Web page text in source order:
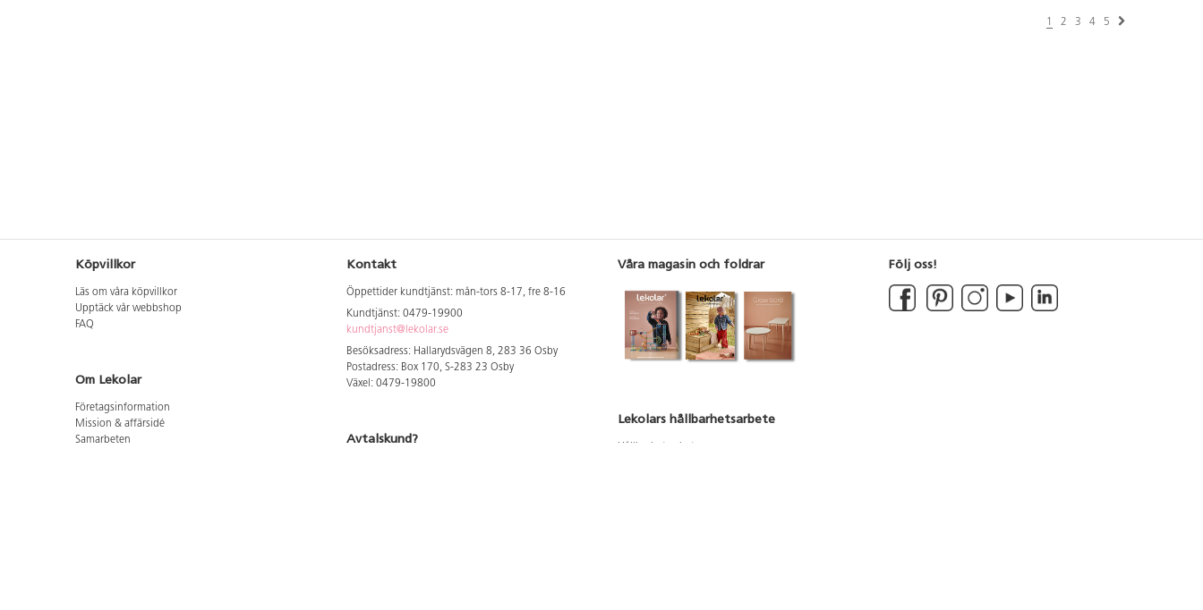
1 2 3 4 5
Köpvillkor
Läs om våra köpvillkor
Upptäck vår webbshop
FAQ
Om Lekolar
Företagsinformation
Mission & affärsidé
Samarbeten
Kontakt
Öppettider kundtjänst: mån-tors 8-17, fre 8-16
Kundtjänst: 0479-19900
kundtjanst@lekolar.se
Besöksadress: Hallarydsvägen 8, 283 36 Osby
Postadress: Box 170, S-283 23 Osby
Växel: 0479-19800
Avtalskund?
Våra magasin och foldrar
Lekolars hållbarhetsarbete
Följ oss!